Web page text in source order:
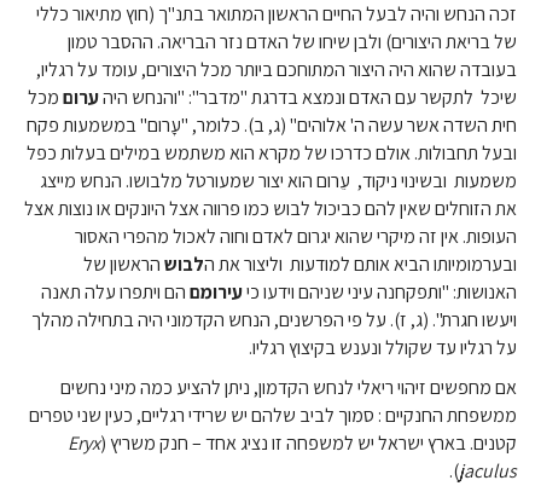
זכה הנחש והיה לבעל החיים הראשון המתואר בתנ"ך (חוץ מתיאור כללי
של בריאת היצורים) ולבן שיחו של האדם נזר הבריאה. ההסבר טמון
בעובדה שהוא היה היצור המתוחכם ביותר מכל היצורים, עומד על רגליו,
שיכל לתקשר עם האדם ונמצא בדרגת "מדבר": "והנחש היהערוםמכל
חית השדה אשר עשה ה' אלוהים" (ג, ב). כלומר, "עָרום" במשמעות פקח
ובעל תחבולות. אולם כדרכו של מקרא הוא משתמש במילים בעלות כפל
משמעות ובשינוי ניקוד, עֵרום הוא יצור שמעורטל מלבושו. הנחש מייצג
את הזוחלים שאין להם כביכול לבוש כמו פרווה אצל היונקים או נוצות אצל
העופות. אין זה מיקרי שהוא יגרום לאדם וחוה לאכול מהפרי האסור
ובערמומיותו הביא אותם למודעות וליצור את הלבושהראשון של
האנושות: "ותפקחנה עיני שניהם וידעו כיעירומםהם ויתפרו עלה תאנה
ויעשו חגרת". (ג, ז). על פי הפרשנים, הנחש הקדמוני היה בתחילה מהלך
על רגליו עד שקולל ונענש בקיצוץ רגליו.
אם מחפשים זיהוי ריאלי לנחש הקדמון, ניתן להציע כמה מיני נחשים
ממשפחת החנקיים : סמוך לביב שלהם יש שרידי רגליים, כעין שני טפרים
קטנים. בארץ ישראל יש למשפחה זו נציג אחד – חנק משריץ (Eryx
jaculus
).